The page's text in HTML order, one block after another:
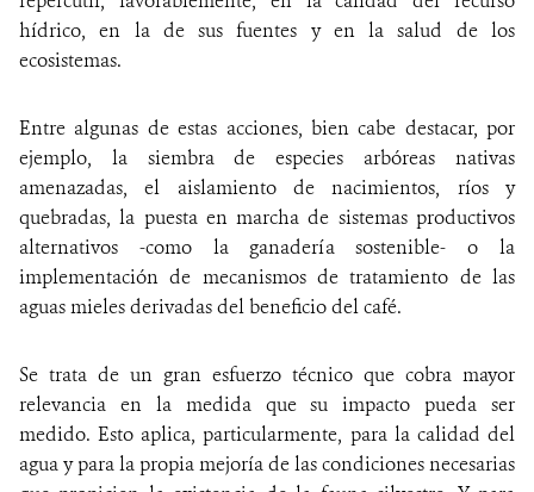
hídrico, en la de sus fuentes y en la salud de los
ecosistemas.
Entre algunas de estas acciones, bien cabe destacar, por
ejemplo, la siembra de especies arbóreas nativas
amenazadas, el aislamiento de nacimientos, ríos y
quebradas, la puesta en marcha de sistemas productivos
alternativos -como la ganadería sostenible- o la
implementación de mecanismos de tratamiento de las
aguas mieles derivadas del beneficio del café.
Se trata de un gran esfuerzo técnico que cobra mayor
relevancia en la medida que su impacto pueda ser
medido. Esto aplica, particularmente, para la calidad del
agua y para la propia mejoría de las condiciones necesarias